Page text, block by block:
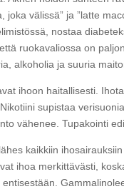
joka välissä” ja ”latte
nostaa
ruokavaliossa on
alkoholia ja suuria
ihoon haitallisesti.
supistaa
vähenee. Tupakointi
kaikkiin
ihoa merkittävästi,